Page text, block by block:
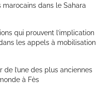
dans le Sahara
qui prouvent l’implication
les appels à mobilisation
l’une des plus anciennes
à Fès